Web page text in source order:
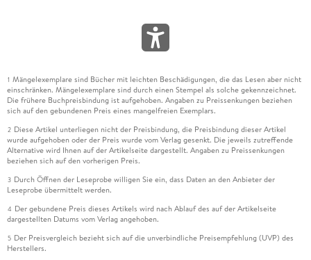
1 Mängelexemplare sind Bücher mit leichten Beschädigungen, die das Lesen aber nicht
einschränken. Mängelexemplare sind durch einen Stempel als solche gekennzeichnet.
Die frühere Buchpreisbindung ist aufgehoben. Angaben zu Preissenkungen beziehen
sich auf den gebundenen Preis eines mangelfreien Exemplars.
2 Diese Artikel unterliegen nicht der Preisbindung, die Preisbindung dieser Artikel
wurde aufgehoben oder der Preis wurde vom Verlag gesenkt. Die jeweils zutreffende
Alternative wird Ihnen auf der Artikelseite dargestellt. Angaben zu Preissenkungen
beziehen sich auf den vorherigen Preis.
3 Durch Öffnen der Leseprobe willigen Sie ein, dass Daten an den Anbieter der
Leseprobe übermittelt werden.
4 Der gebundene Preis dieses Artikels wird nach Ablauf des auf der Artikelseite
dargestellten Datums vom Verlag angehoben.
5 Der Preisvergleich bezieht sich auf die unverbindliche Preisempfehlung (UVP) des
Herstellers.